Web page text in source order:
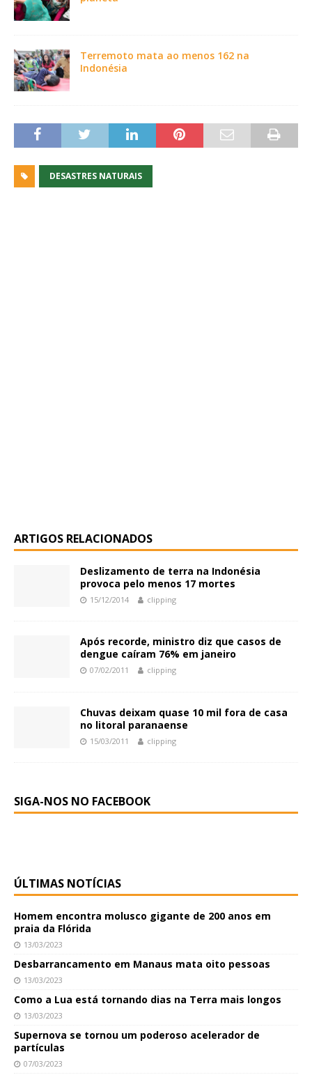
Terremoto mata ao menos 162 na
Indonésia
DESASTRES NATURAIS
ARTIGOS RELACIONADOS
Deslizamento de terra na Indonésia
provoca pelo menos 17 mortes
15/12/2014 clipping
Após recorde, ministro diz que casos de
dengue caíram 76% em janeiro
07/02/2011 clipping
Chuvas deixam quase 10 mil fora de casa
no litoral paranaense
15/03/2011 clipping
SIGA-NOS NO FACEBOOK
ÚLTIMAS NOTÍCIAS
Homem encontra molusco gigante de 200 anos em
praia da Flórida
13/03/2023
Desbarrancamento em Manaus mata oito pessoas
13/03/2023
Como a Lua está tornando dias na Terra mais longos
13/03/2023
Supernova se tornou um poderoso acelerador de
partículas
07/03/2023